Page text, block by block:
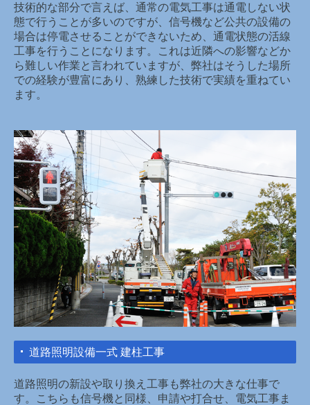
技術的な部分で言えば、通常の電気工事は通電しない状
態で行うことが多いのですが、信号機など公共の設備の
場合は停電させることができないため、通電状態の活線
工事を行うことになります。これは近隣への影響などか
ら難しい作業と言われていますが、弊社はそうした場所
での経験が豊富にあり、熟練した技術で実績を重ねてい
ます。
道路照明設備一式 建柱工事
道路照明の新設や取り換え工事も弊社の大きな仕事で
す。こちらも信号機と同様、申請や打合せ、電気工事ま